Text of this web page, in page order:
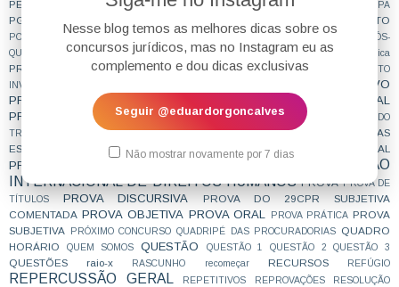
Nesse blog temos as melhores dicas sobre os
concursos jurídicos, mas no Instagram eu as
complemento e dou dicas exclusivas
Seguir @eduardorgoncalves
Não mostrar novamente por 7 dias
PESQUISA PESSOA COM DEFICIÊNCIA PFN pgdf PGE pge-sp PGEPA
PGEPR PLANEJAMENTO
PODER DE POLÍCIA POER PÚBLICO PÓS-GRADUAÇÃO
PÓS-
QUESTIONAMENTO
POSSE POSTAGENS EMÍLIO prática jurídica
PREPARAÇÃO PREVIDENCIÁRIO PRINCÍPIOS
PROCEDIMENTO
INVESTIGATÓRIO CRIMINAL
PROCESSO COLETIVO
PROCESSO PENAL
PROCESSUAL PENAL
PROCURADOR
PROCURADOR DA REPÚBLICA
PROCURADOR DO
TRABALHO
PROCURADOR FEDERAL PROCURADORIAS PROCURADORIAS
ESTADUAIS
procuradorias municipais PROMOÇÃO DA IGUALDADE RACIAL
PROMOTOR DE JUSTIÇA
PROTEÇÃO
INTERNACIONAL DE DIREITOS HUMANOS PROVA PROVA DE
TÍTULOS
PROVA DISCURSIVA
PROVA DO 29CPR SUBJETIVA
COMENTADA PROVA OBJETIVA PROVA ORAL PROVA PRÁTICA PROVA
SUBJETIVA
PRÓXIMO CONCURSO QUADRIPÉ DAS PROCURADORIAS
QUADRO
HORÁRIO
QUEM SOMOS QUESTÃO QUESTÃO 1 QUESTÃO 2 QUESTÃO 3
QUESTÕES raio-x RASCUNHO recomeçar RECURSOS REFÚGIO
REPERCUSSÃO GERAL REPETITIVOS REPROVAÇÕES
RESOLUÇÃO